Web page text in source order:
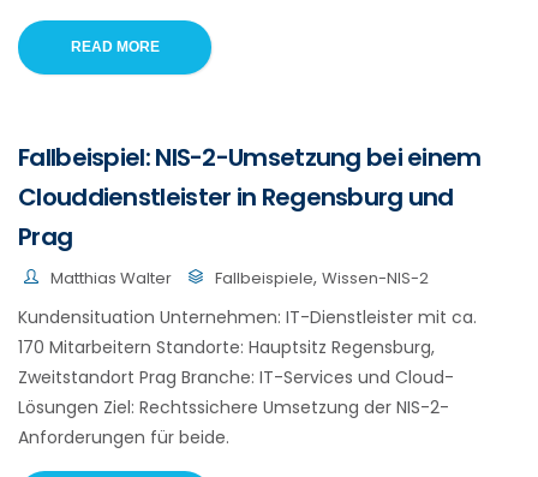
READ MORE
Fallbeispiel: NIS-2-Umsetzung bei einem
Clouddienstleister in Regensburg und
Prag
Matthias Walter Fallbeispiele, Wissen-NIS-2
Kundensituation Unternehmen: IT-Dienstleister mit ca.
170 Mitarbeitern Standorte: Hauptsitz Regensburg,
Zweitstandort Prag Branche: IT-Services und Cloud-
Lösungen Ziel: Rechtssichere Umsetzung der NIS-2-
Anforderungen für beide.